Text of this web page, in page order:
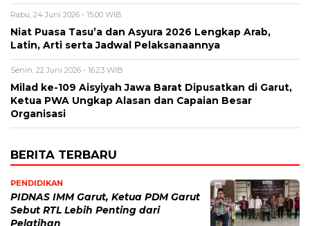
Rabu, 24 Juni 2026 - 15:00 WIB
Niat Puasa Tasu’a dan Asyura 2026 Lengkap Arab,
Latin, Arti serta Jadwal Pelaksanaannya
Senin, 22 Juni 2026 - 16:23 WIB
Milad ke-109 Aisyiyah Jawa Barat Dipusatkan di Garut,
Ketua PWA Ungkap Alasan dan Capaian Besar
Organisasi
BERITA TERBARU
PENDIDIKAN
PIDNAS IMM Garut, Ketua PDM Garut
Sebut RTL Lebih Penting dari
Pelatihan